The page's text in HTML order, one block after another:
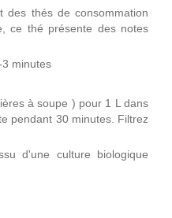
des thés de consommation
ce thé présente des notes
minutes
à soupe ) pour 1 L dans
pendant 30 minutes. Filtrez
d'une culture biologique